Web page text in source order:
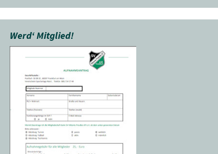
Werd‘ Mitglied!